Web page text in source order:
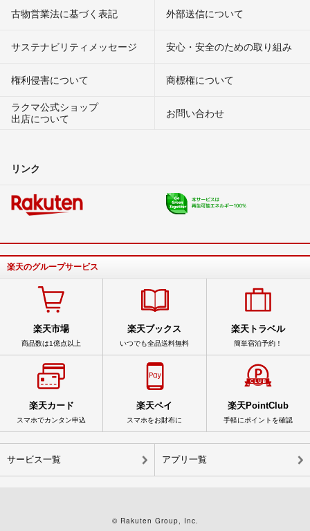
古物営業法に基づく表記 外部送信について
サステナビリティメッセージ 安心・安全のための取り組み
権利侵害について
商標権について
ラクマ公式ショップ
出店について
お問い合わせ
リンク
楽天のグループサービス
楽天市場
商品数は1億点以上
楽天ブックス
いつでも全品送料無料
楽天トラベル
簡単宿泊予約！
楽天カード
スマホでカンタン申込
楽天ペイ
スマホをお財布に
楽天PointClub
手軽にポイントを確認
サービス一覧 アプリ一覧
© Rakuten Group, Inc.